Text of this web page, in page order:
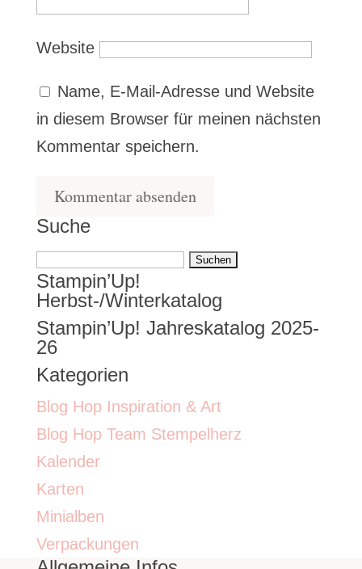
Website
Name, E-Mail-Adresse und Website
in diesem Browser für meinen nächsten
Kommentar speichern.
Suche
Suchen
nach:
Stampin’Up!
Herbst-/Winterkatalog
Stampin’Up! Jahreskatalog 2025-
26
Kategorien
Blog Hop Inspiration & Art
Blog Hop Team Stempelherz
Kalender
Karten
Minialben
Verpackungen